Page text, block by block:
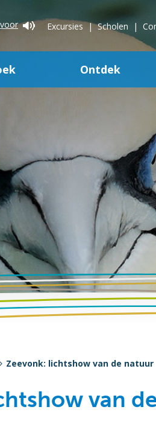
Excursies Scholen
Ontdek
Zeevonk: lichtshow van de natuur
van